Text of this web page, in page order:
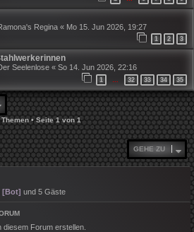
Regina « Mo 15. Jun 2026, 19:27
1 2 3
Seelenlose « So 14. Jun 2026, 22:16
1 … 32 33 34 35
Themen • Seite1von1
GEHE ZU
[Bot] und 5 Gäste
diesem Forum erstellen.